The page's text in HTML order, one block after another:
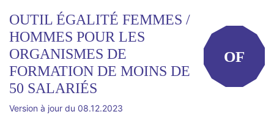
OUTIL ÉGALITÉ FEMMES /
HOMMES POUR LES
ORGANISMES DE
FORMATION DE MOINS DE
50 SALARIÉS
OF
Version à jour du 08.12.2023